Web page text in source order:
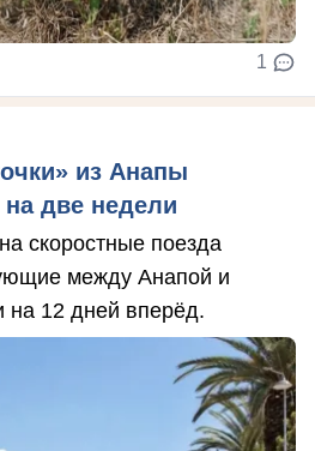
1
из Анапы
на две недели
скоростные поезда
между Анапой и
на 12 дней вперёд.